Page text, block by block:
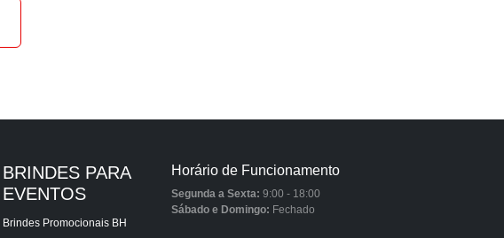
BRINDES PARA
EVENTOS
Brindes Promocionais BH
Horário de Funcionamento
Segunda a Sexta: 9:00 - 18:00
Sábado e Domingo: Fechado